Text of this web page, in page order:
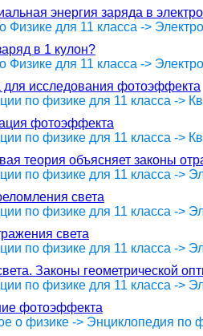
энергия заряда в
Физике для 11 класса ->
в 1 кулон?
Физике для 11 класса ->
для исследования фотоэффекта
по физике для 11 класса ->
фотоэффекта
по физике для 11 класса ->
теория объясняет законы
по физике для 11 класса ->
света
по физике для 11 класса ->
света
по физике для 11 класса ->
Законы геометрической
по физике для 11 класса ->
фотоэффекта
о физике -> Энциклопедия по